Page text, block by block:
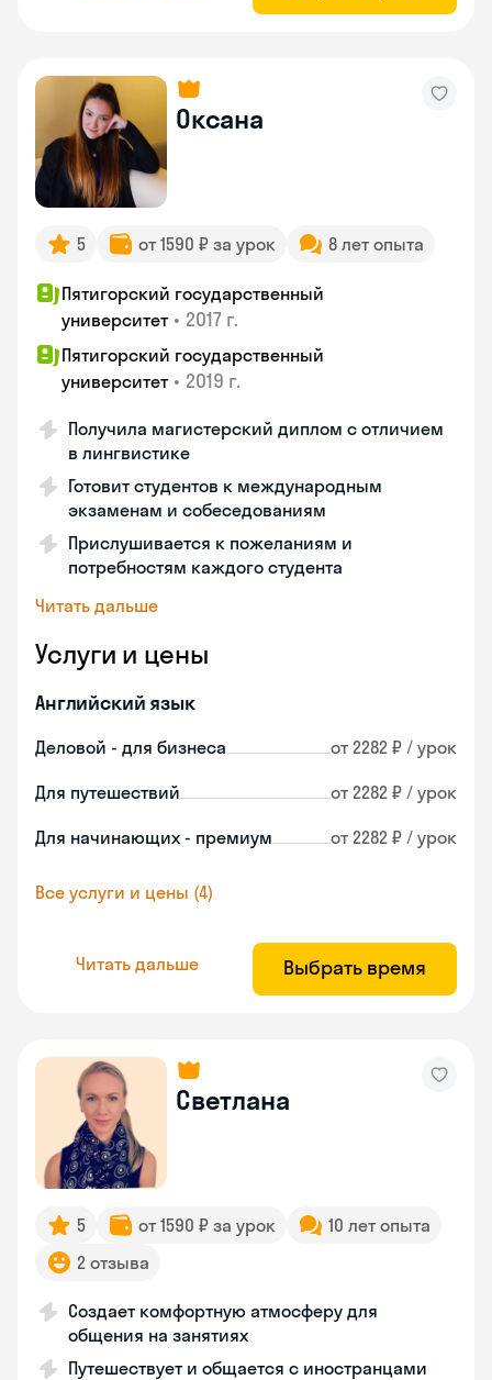
Оксана
5 от 1590 ₽ за урок 8 лет опыта
Пятигорский государственный
университет • 2017 г.
Пятигорский государственный
университет • 2019 г.
Получила магистерский диплом с отличием
в лингвистике
Готовит студентов к международным
экзаменам и собеседованиям
Прислушивается к пожеланиям и
потребностям каждого студента
Читать дальше
Услуги и цены
Английский язык
Деловой - для бизнеса от 2282 ₽ / урок
Для путешествий от 2282 ₽ / урок
Для начинающих - премиум от 2282 ₽ / урок
Все услуги и цены (4)
Читать дальше Выбрать время
Светлана
5 от 1590 ₽ за урок
10 лет опыта
2 отзыва
Создает комфортную атмосферу для
общения на занятиях
Путешествует и общается с иностранцами